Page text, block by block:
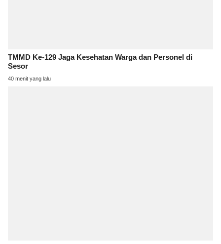
TMMD Ke-129 Jaga Kesehatan Warga dan Personel di
Sesor
40 menit yang lalu